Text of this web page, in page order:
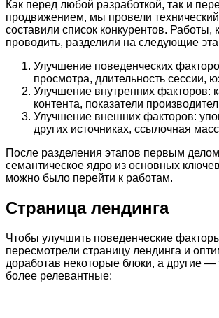
Как перед любой разработкой, так и
продвижением, мы провели технический
составили список конкурентов. Работы,
проводить, разделили на следующие
Улучшение поведенческих
просмотра, длительность сессии,
Улучшение внутренних факторов:
контента, показатели
Улучшение внешних факторов:
других источниках, ссылочная
После разделения этапов первым
семантическое ядро из основных
можно было перейти к работам.
Страница лендинга
Чтобы улучшить поведенческие
пересмотрели страницу лендинга и
доработав некоторые блоки, а другие —
более релевантные: